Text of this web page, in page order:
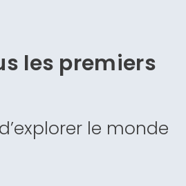
les premiers
le monde